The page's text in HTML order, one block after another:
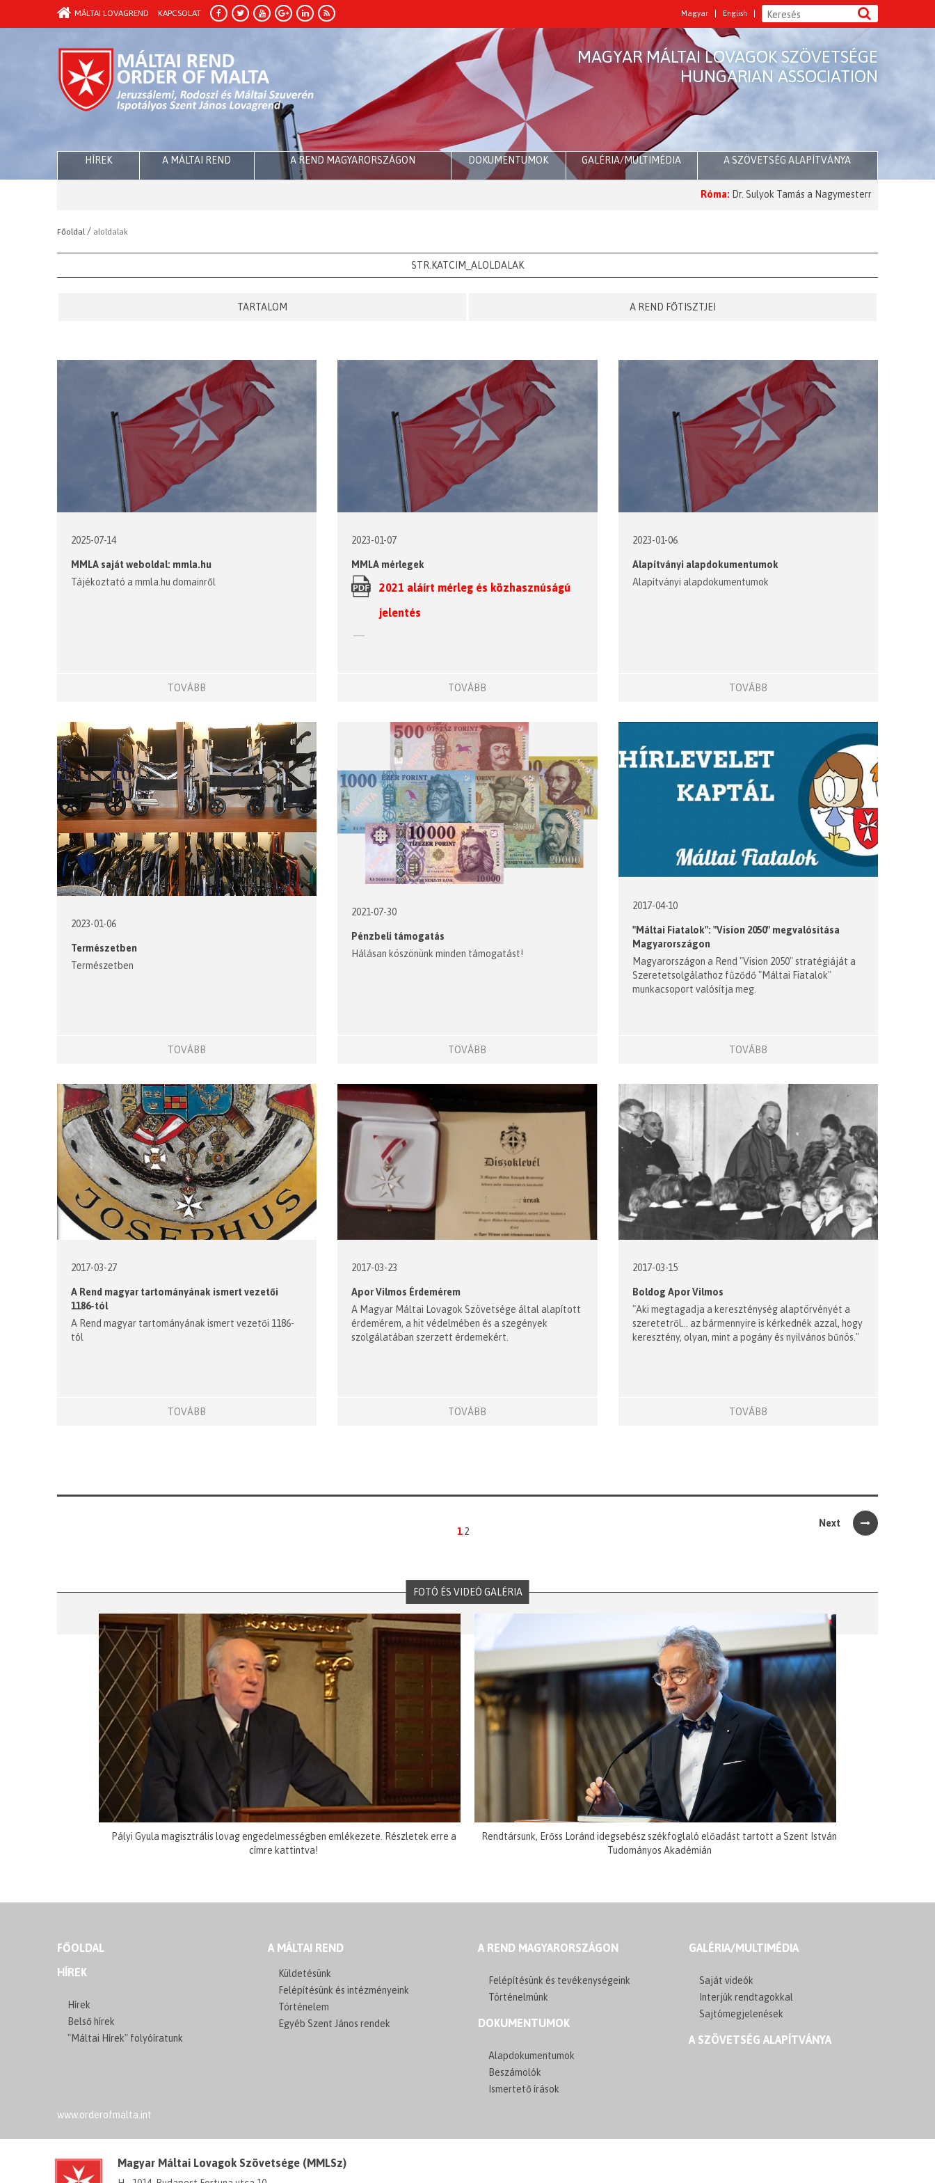
Magyar English
MÁLTAI LOVAGREND KAPCSOLAT
MAGYAR MÁLTAI LOVAGOK SZÖVETSÉGE
HUNGARIAN ASSOCIATION
HÍREK A MÁLTAI REND A REND MAGYARORSZÁGON DOKUMENTUMOK GALÉRIA/MULTIMÉDIA A SZÖVETSÉG ALAPÍTVÁNYA
Dr. Sulyok Tamás a Nagymesternél 2026 Nagyböjt:
Főoldal / aloldalak
STR.KATCIM_ALOLDALAK
TARTALOM A REND FŐTISZTJEI
2025-07-14
MMLA saját weboldal: mmla.hu
Tájékoztató a mmla.hu domainről
TOVÁBB
2023-01-07
MMLA mérlegek
2021 aláírt mérleg és közhasznúságú
jelentés
jelentés
2024 költségvetés
2024 aláírt mérleg és közhasznúságú
jelentés
TOVÁBB
2023-01-06
Alapítványi alapdokumentumok
Alapítványi alapdokumentumok
TOVÁBB
2023-01-06
Természetben
Természetben
TOVÁBB
2021-07-30
Pénzbeli támogatás
Hálásan köszönünk minden támogatást!
TOVÁBB
2017-04-10
"Máltai Fiatalok": "Vision 2050" megvalósítása
Magyarországon
Magyarországon a Rend "Vision 2050" stratégiáját a
Szeretetsolgálathoz fűződő "Máltai Fiatalok"
munkacsoport valósítja meg.
TOVÁBB
2017-03-27
A Rend magyar tartományának ismert vezetői
1186-tól
A Rend magyar tartományának ismert vezetői 1186-
tól
TOVÁBB
2017-03-23
Apor Vilmos Érdemérem
A Magyar Máltai Lovagok Szövetsége által alapított
érdemérem, a hit védelmében és a szegények
szolgálatában szerzett érdemekért.
TOVÁBB
2017-03-15
Boldog Apor Vilmos
"Aki megtagadja a kereszténység alaptörvényét a
szeretetről... az bármennyire is kérkednék azzal, hogy
keresztény, olyan, mint a pogány és nyilvános bűnös."
TOVÁBB
1 2
Next
FOTÓ ÉS VIDEÓ GALÉRIA
Pályi Gyula magisztrális lovag engedelmességben emlékezete. Részletek erre a
címre kattintva!
Rendtársunk, Erőss Loránd idegsebész székfoglaló előadást tartott a Szent István
Tudományos Akadémián
FŐOLDAL
HÍREK
Hírek
Belső hírek
"Máltai Hírek" folyóíratunk
A MÁLTAI REND
Küldetésünk
Felépítésünk és intézményeink
Történelem
Egyéb Szent János rendek
A REND MAGYARORSZÁGON
Felépítésünk és tevékenységeink
Történelmünk
DOKUMENTUMOK
Alapdokumentumok
Beszámolók
Ismertető írások
GALÉRIA/MULTIMÉDIA
Saját videók
Interjúk rendtagokkal
Sajtómegjelenések
A SZÖVETSÉG ALAPÍTVÁNYA
www.orderofmalta.int
Magyar Máltai Lovagok Szövetsége (MMLSz)